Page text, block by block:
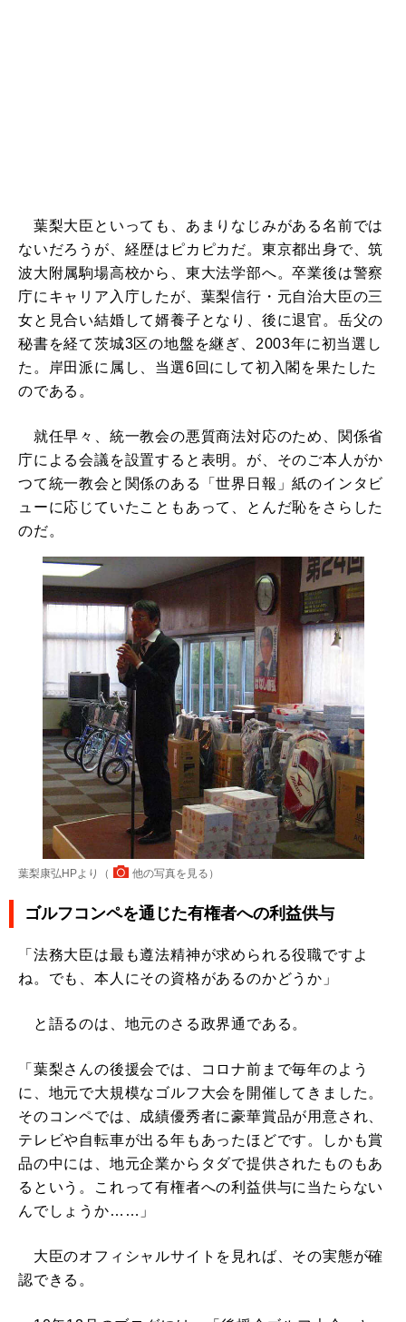
葉梨大臣といっても、あまりなじみがある名前では
ないだろうが、経歴はピカピカだ。東京都出身で、筑
波大附属駒場高校から、東大法学部へ。卒業後は警察
庁にキャリア入庁したが、葉梨信行・元自治大臣の三
女と見合い結婚して婿養子となり、後に退官。岳父の
秘書を経て茨城3区の地盤を継ぎ、2003年に初当選し
た。岸田派に属し、当選6回にして初入閣を果たした
のである。
就任早々、統一教会の悪質商法対応のため、関係省
庁による会議を設置すると表明。が、そのご本人がか
つて統一教会と関係のある「世界日報」紙のインタビ
ューに応じていたこともあって、とんだ恥をさらした
のだ。
葉梨康弘HPより（ 他の写真を見る ）
ゴルフコンペを通じた有権者への利益供与
「法務大臣は最も遵法精神が求められる役職ですよ
ね。でも、本人にその資格があるのかどうか」
と語るのは、地元のさる政界通である。
「葉梨さんの後援会では、コロナ前まで毎年のよう
に、地元で大規模なゴルフ大会を開催してきました。
そのコンペでは、成績優秀者に豪華賞品が用意され、
テレビや自転車が出る年もあったほどです。しかも賞
品の中には、地元企業からタダで提供されたものもあ
るという。これって有権者への利益供与に当たらない
んでしょうか……」
大臣のオフィシャルサイトを見れば、その実態が確
認できる。